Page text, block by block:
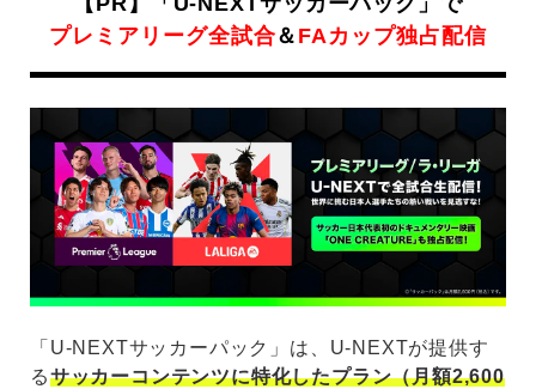
プレミアリーグ全試合＆ FAカップ独占配信
「U-NEXTサッカーパック」は、U-NEXTが提供す
るサッカーコンテンツに特化したプラン（月額2,600